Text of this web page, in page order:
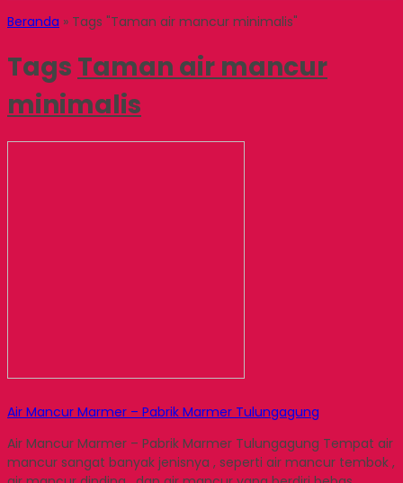
Beranda » Tags "Taman air mancur minimalis"
Tags Taman air mancur
minimalis
Air Mancur Marmer – Pabrik Marmer Tulungagung
Air Mancur Marmer – Pabrik Marmer Tulungagung Tempat air
mancur sangat banyak jenisnya , seperti air mancur tembok ,